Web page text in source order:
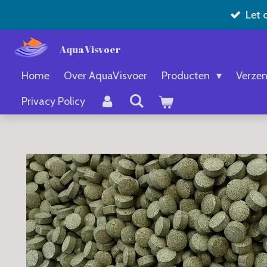
direct
naar
Let
AquaVisvoer
Home
Over AquaVisvoer Producten
Privacy Policy